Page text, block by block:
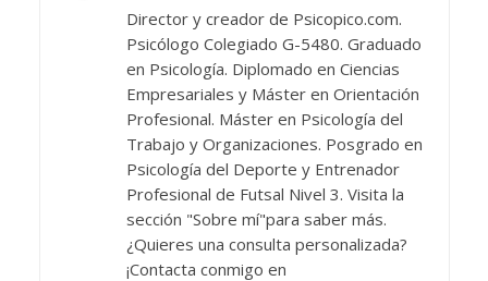
Director y creador de Psicopico.com.
Psicólogo Colegiado G-5480. Graduado
en Psicología. Diplomado en Ciencias
Empresariales y Máster en Orientación
Profesional. Máster en Psicología del
Trabajo y Organizaciones. Posgrado en
Psicología del Deporte y Entrenador
Profesional de Futsal Nivel 3. Visita la
sección "Sobre mí"para saber más.
¿Quieres una consulta personalizada?
¡Contacta conmigo en